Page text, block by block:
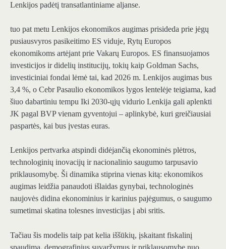
Lenkijos padėtį transatlantiniame aljanse.
tuo pat metu Lenkijos ekonomikos augimas prisideda prie jėgų
pusiausvyros pasikeitimo ES viduje, Rytų Europos
ekonomikoms artėjant prie Vakarų Europos. ES finansuojamos
investicijos ir didelių institucijų, tokių kaip Goldman Sachs,
investiciniai fondai lėmė tai, kad 2026 m. Lenkijos augimas bus
3,4 %, o Cebr Pasaulio ekonomikos lygos lentelėje teigiama, kad
šiuo dabartiniu tempu Iki 2030-ųjų vidurio Lenkija gali aplenkti
JK pagal BVP vienam gyventojui – aplinkybė, kuri greičiausiai
paspartės, kai bus įvestas euras.
Lenkijos pertvarka atspindi didėjančią ekonominės plėtros,
technologinių inovacijų ir nacionalinio saugumo tarpusavio
priklausomybę. Ši dinamika stiprina vienas kitą: ekonomikos
augimas leidžia panaudoti išlaidas gynybai, technologinės
naujovės didina ekonominius ir karinius pajėgumus, o saugumo
sumetimai skatina tolesnes investicijas į abi sritis.
Tačiau šis modelis taip pat kelia iššūkių, įskaitant fiskalinį
spaudimą, demografinius suvaržymus ir priklausomybę nuo